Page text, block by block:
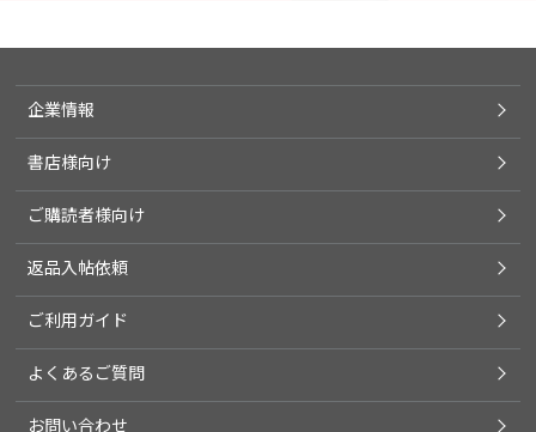
企業情報
書店様向け
ご購読者様向け
返品入帖依頼
ご利用ガイド
よくあるご質問
お問い合わせ